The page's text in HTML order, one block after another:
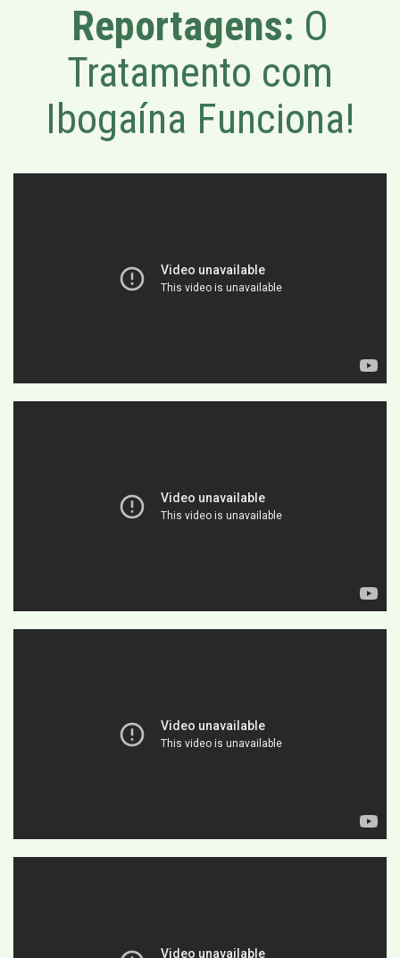
Reportagens: O
Tratamento com
Ibogaína Funciona!